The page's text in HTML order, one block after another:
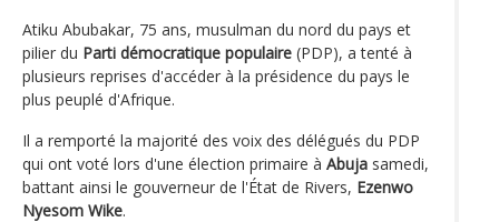
Atiku Abubakar, 75 ans, musulman du nord du pays et
pilier du Parti démocratique populaire (PDP), a tenté à
plusieurs reprises d'accéder à la présidence du pays le
plus peuplé d'Afrique.
Il a remporté la majorité des voix des délégués du PDP
qui ont voté lors d'une élection primaire à Abuja samedi,
battant ainsi le gouverneur de l'État de Rivers, Ezenwo
Nyesom Wike.